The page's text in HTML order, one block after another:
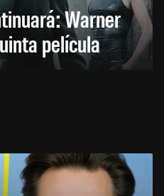
Warner
película